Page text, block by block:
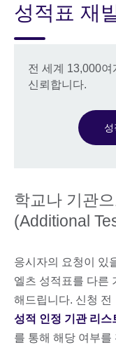
성적표 재
전 세계 13,000
신뢰합니다.
학교나 기관
(Additional
응시자의 요청이 있
엘츠 성적표를 다른
해드립니다. 신청 전
성적 인정 기관 리
를 통해 해당 여부를